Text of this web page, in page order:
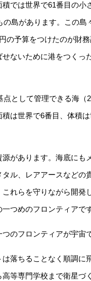
では世界で61番目の小
の島があります。この島
の予算をつけたのが財
せないために港をつくっ
点として管理できる海（
は世界で6番目、体積
があります。海底にも
タル、レアアースなどの
れらを守りながら開発
つめのフロンティアです
のフロンティアが宇宙
落ちることなく順調に
等専門学校まで衛星づ